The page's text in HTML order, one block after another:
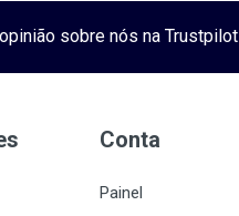
sobre nós na Trustpilot
Conta
Painel